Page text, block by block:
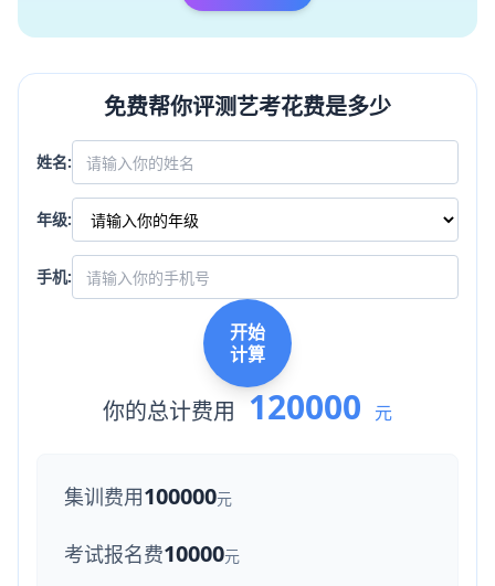
免费帮你评测艺考花费是多少
姓名:
年级:
手机:
开始
计算
你的总计费用 120000 元
集训费用100000元
考试报名费10000元